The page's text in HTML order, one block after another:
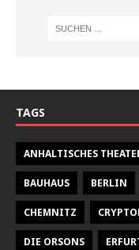
TAGS
ANHALTISCHES
BAUHAUS BERLIN
CHEMNITZ
DIE ORSONS